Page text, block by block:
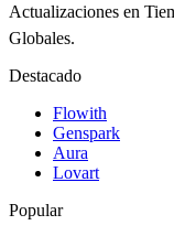
Actualizaciones en
Globales.
Destacado
Flowith
Genspark
Aura
Lovart
Popular